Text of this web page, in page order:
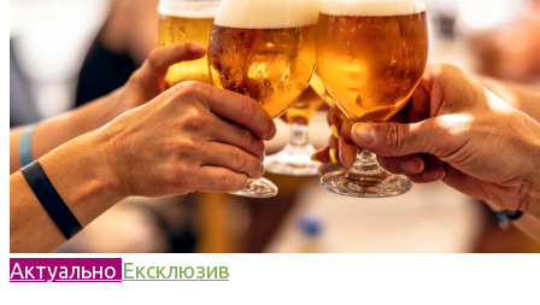
Актуально Ексклюзив